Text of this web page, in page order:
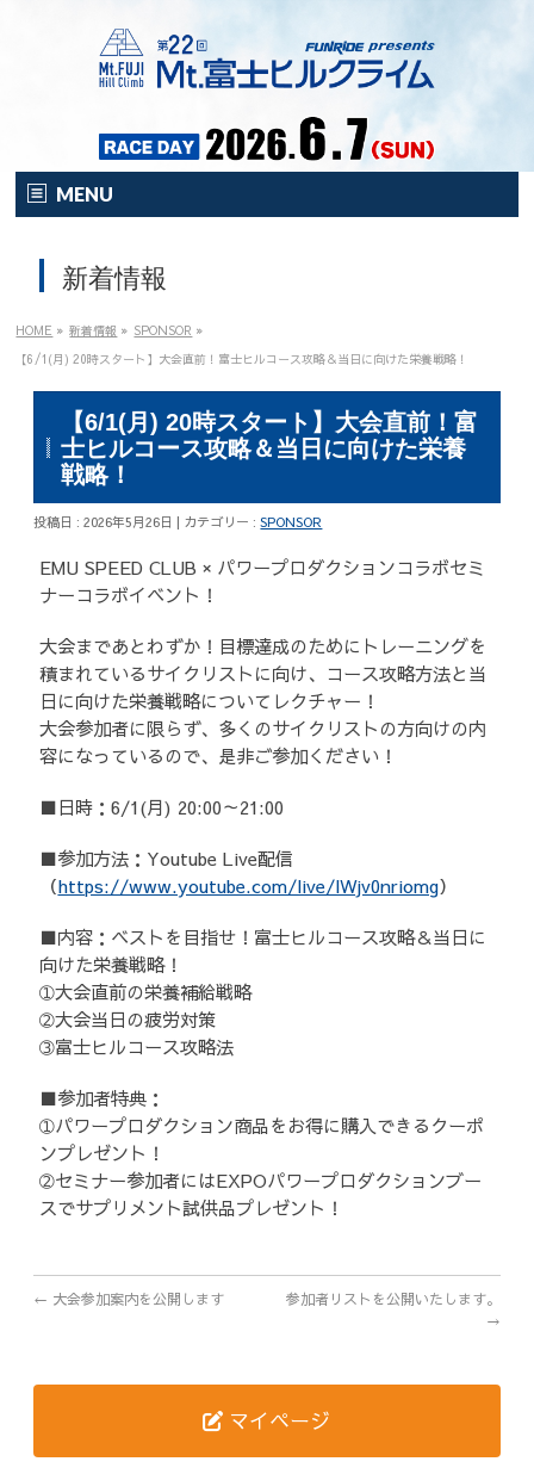
MENU
開催要項
注目の新企画！
富士HCとは？
富士HCとは？
歴代記録（男子）
はじめて参加する方へ
Movie&Photo
Photo
コース&アクセス
お申し込み
FAQ
公式グッズ
EXPO2026
新着情報
HOME » 新着情報 » SPONSOR »
【6/1(月) 20時スタート】大会直前！富士ヒルコース攻略＆当日に向けた栄養戦略！
【6/1(月) 20時スタート】大会直前！富
士ヒルコース攻略＆当日に向けた栄養
戦略！
投稿日 : 2026年5月26日 | カテゴリー :SPONSOR
EMU SPEED CLUB × パワープロダクションコラボセミ
ナーコラボイベント！
大会まであとわずか！目標達成のためにトレーニングを
積まれているサイクリストに向け、コース攻略方法と当
日に向けた栄養戦略についてレクチャー！
大会参加者に限らず、多くのサイクリストの方向けの内
容になっているので、是非ご参加ください！
■日時：6/1(月) 20:00～21:00
■参加方法：Youtube Live配信
（https://www.youtube.com/live/lWjv0nriomg）
■内容：ベストを目指せ！富士ヒルコース攻略＆当日に
向けた栄養戦略！
➀大会直前の栄養補給戦略
➁大会当日の疲労対策
➂富士ヒルコース攻略法
■参加者特典：
➀パワープロダクション商品をお得に購入できるクーポ
ンプレゼント！
➁セミナー参加者にはEXPOパワープロダクションブー
スでサプリメント試供品プレゼント！
← 大会参加案内を公開します
参加者リストを公開いたします。
→
マイページ